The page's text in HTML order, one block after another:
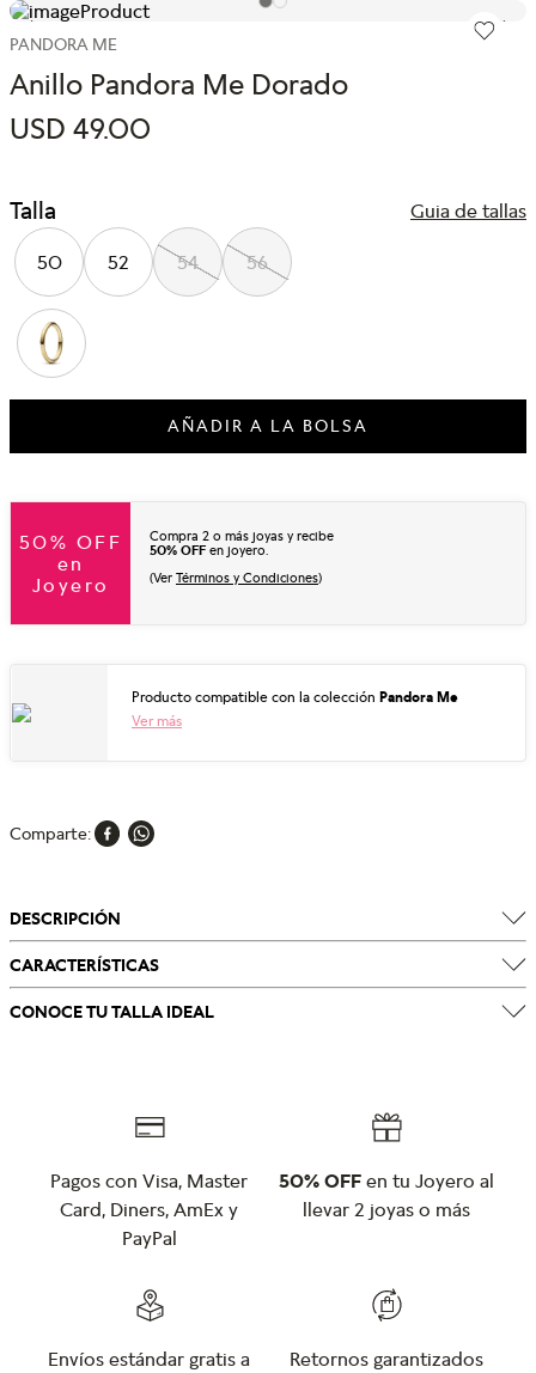
PANDORA ME
Anillo Pandora Me Dorado
USD 49.00
Talla Guia de tallas
50 52 54 56
AÑADIR A LA BOLSA
50% OFF
en
Joyero
Compra 2 o más joyas y recibe
50% OFF en joyero.
(Ver Términos y Condiciones)
Producto compatible con la colección Pandora Me
Ver más
Comparte
DESCRIPCIÓN
CARACTERÍSTICAS
CONOCE TU TALLA IDEAL
Pagos con Visa, Master
Card, Diners, AmEx y
PayPal
50% OFF en tu Joyero al
llevar 2 joyas o más
Envíos estándar gratis a
Retornos garantizados